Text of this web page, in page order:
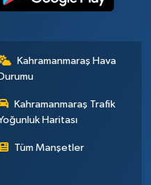
Kahramanmaraş Hava
Durumu
Kahramanmaraş Trafik
Haritası
Tüm Manşetler